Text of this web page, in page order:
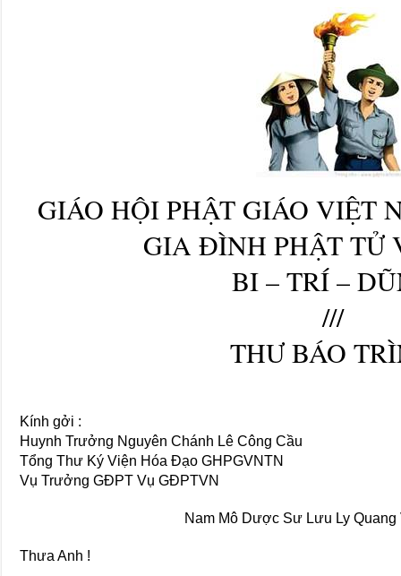
GIÁO HỘI PHẬT GIÁO VIỆT
GIA ĐÌNH PHẬT TỬ
BI – TRÍ –
///
THƯ BÁO
Kính gởi :
Huynh Trưởng Nguyên Chánh Lê Công Cầu
Tổng Thư Ký Viện Hóa Đạo GHPGVNTN
Vụ Trưởng GĐPT Vụ GĐPTVN
Nam Mô Dược Sư Lưu Ly
Thưa Anh !